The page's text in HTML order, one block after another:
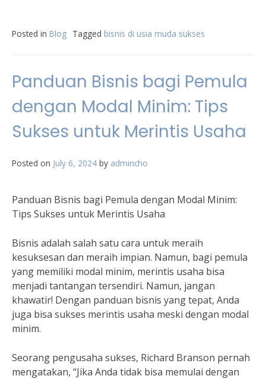
Posted in Blog Tagged bisnis di usia muda sukses
Panduan Bisnis bagi Pemula
dengan Modal Minim: Tips
Sukses untuk Merintis Usaha
Posted on July 6, 2024 by admincho
Panduan Bisnis bagi Pemula dengan Modal Minim:
Tips Sukses untuk Merintis Usaha
Bisnis adalah salah satu cara untuk meraih
kesuksesan dan meraih impian. Namun, bagi pemula
yang memiliki modal minim, merintis usaha bisa
menjadi tantangan tersendiri. Namun, jangan
khawatir! Dengan panduan bisnis yang tepat, Anda
juga bisa sukses merintis usaha meski dengan modal
minim.
Seorang pengusaha sukses, Richard Branson pernah
mengatakan, “Jika Anda tidak bisa memulai dengan